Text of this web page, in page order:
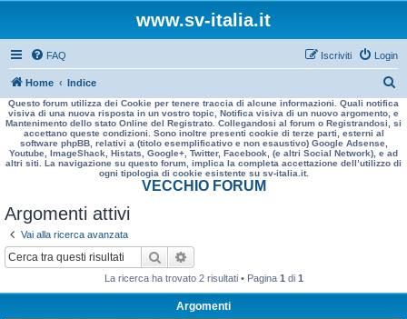
www.sv-italia.it
FAQ Login
Iscriviti
Home Indice
e
r
a
Questo forum utilizza dei Cookie per tenere traccia di alcune informazioni. Quali notifica
visiva di una nuova risposta in un vostro topic, Notifica visiva di un nuovo argomento, e
Mantenimento dello stato Online del Registrato. Collegandosi al forum o Registrandosi, si
accettano queste condizioni. Sono inoltre presenti cookie di terze parti, esterni al
software phpBB, relativi a (titolo esemplificativo e non esaustivo) Google Adsense,
Youtube, ImageShack, Histats, Google+, Twitter, Facebook, (e altri Social Network), e ad
altri siti. La navigazione su questo forum, implica la completa accettazione dell’utilizzo di
ogni tipologia di cookie esistente su sv-italia.it.
VECCHIO FORUM
Argomenti attivi
Vai alla ricerca avanzata
Cerca
La ricerca ha trovato 2 risultati • Pagina 1 di 1
Argomenti